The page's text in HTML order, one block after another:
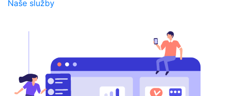
Naše služby